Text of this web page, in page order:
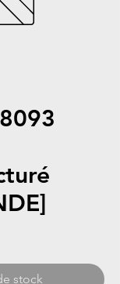
stock